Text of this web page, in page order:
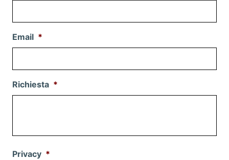
Email *
Richiesta *
Privacy *